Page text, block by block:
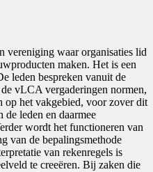
vereniging waar organisaties lid
maken. Het is een
leden bespreken vanuit de
vLCA vergaderingen normen,
het vakgebied, voor zover dit
leden en daarmee
wordt het functioneren van
van de bepalingsmethode
van rekenregels is
te creeëren. Bij zaken die